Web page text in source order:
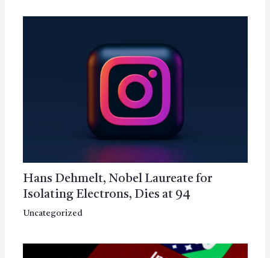
Hans Dehmelt, Nobel Laureate for
Isolating Electrons, Dies at 94
Uncategorized